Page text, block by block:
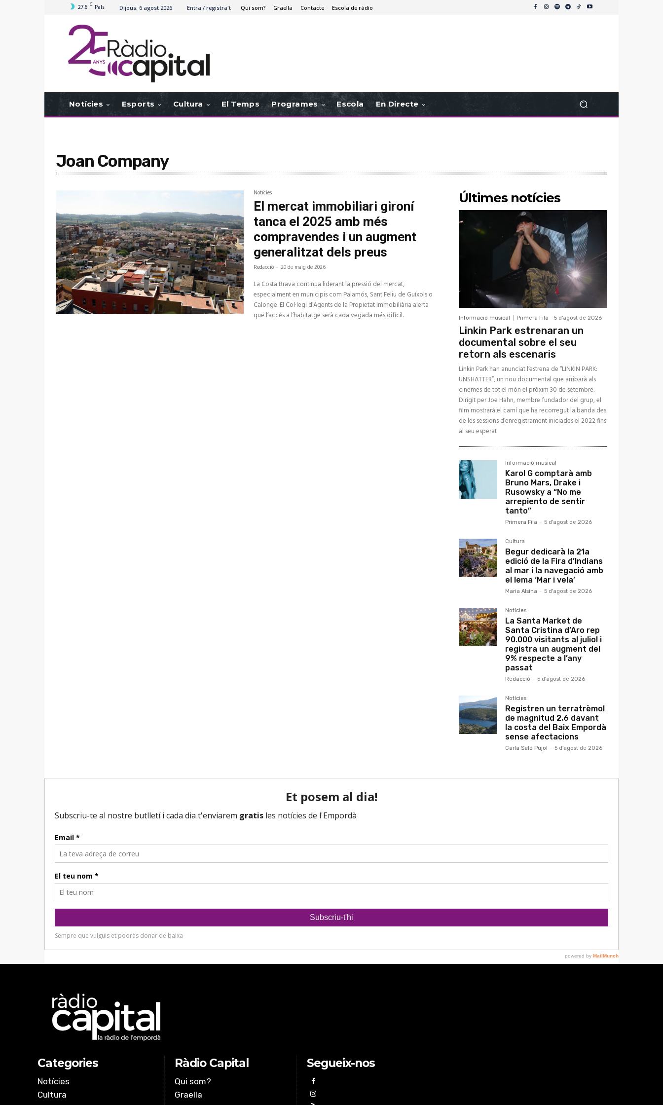
27.6 C Pals Dijous, 6 agost 2026 Entra / registra't Qui som? Graella Contacte Escola de ràdio
Notícies Esports Cultura El Temps Programes Escola En Directe
Joan Company
Notícies
El mercat immobiliari gironí
tanca el 2025 amb més
compravendes i un augment
generalitzat dels preus
Redacció - 20 de maig de 2026
La Costa Brava continua liderant la pressió del mercat,
especialment en municipis com Palamós, Sant Feliu de Guíxols o
Calonge. El Col·legi d’Agents de la Propietat Immobiliària alerta
que l’accés a l’habitatge serà cada vegada més difícil.
Últimes notícies
Informació musical Primera Fila - 5 d'agost de 2026
Linkin Park estrenaran un
documental sobre el seu
retorn als escenaris
Linkin Park han anunciat l’estrena de “LINKIN PARK:
UNSHATTER”, un nou documental que arribarà als
cinemes de tot el món el pròxim 30 de setembre.
Dirigit per Joe Hahn, membre fundador del grup, el
film mostrarà el camí que ha recorregut la banda des
de les sessions d’enregistrament iniciades el 2022 fins
al seu esperat
Informació musical
Karol G comptarà amb
Bruno Mars, Drake i
Rusowsky a “No me
arrepiento de sentir
tanto”
Primera Fila - 5 d'agost de 2026
Cultura
Begur dedicarà la 21a
edició de la Fira d’Indians
al mar i la navegació amb
el lema ‘Mar i vela’
Maria Alsina - 5 d'agost de 2026
Notícies
La Santa Market de
Santa Cristina d’Aro rep
90.000 visitants al juliol i
registra un augment del
9% respecte a l’any
passat
Redacció - 5 d'agost de 2026
Notícies
Registren un terratrèmol
de magnitud 2,6 davant
la costa del Baix Empordà
sense afectacions
Carla Saló Pujol - 5 d'agost de 2026
Categories
Notícies
Cultura
Ràdio Capital
Qui som?
Graella
Segueix-nos